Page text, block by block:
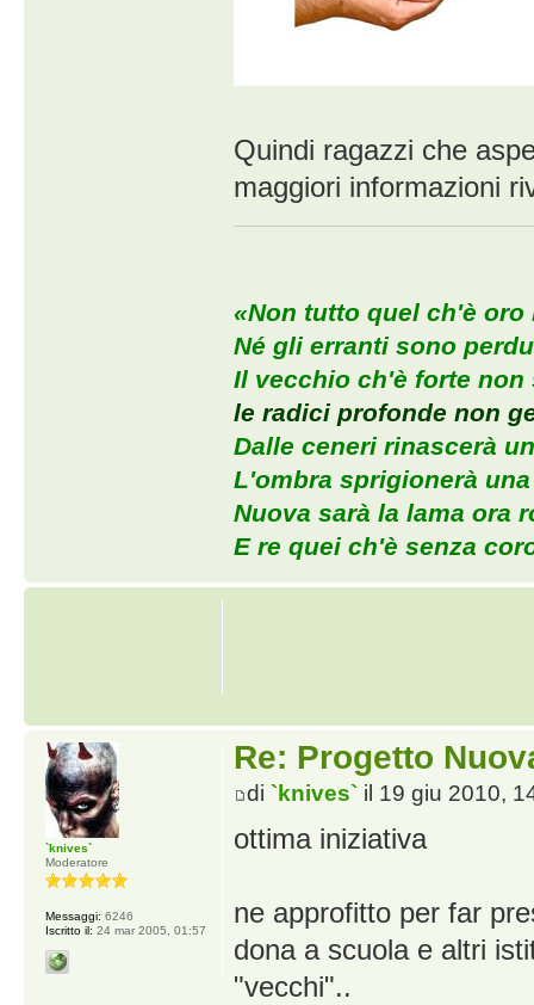
Quindi ragazzi che
maggiori informazioni
«Non tutto quel ch'è oro
Né gli erranti sono
Il vecchio ch'è forte non
le radici profonde non
Dalle ceneri rinascerà
L'ombra sprigionerà
Nuova sarà la lama ora
E re quei ch'è senza
Re: Progetto
di `knives`il 19 giu 2010,
ottima iniziativa
ne approfitto per far
dona a scuola e altri
"vecchi"..
`knives`
Moderatore
Messaggi: 6246
Iscritto il: 24 mar 2005, 01:57